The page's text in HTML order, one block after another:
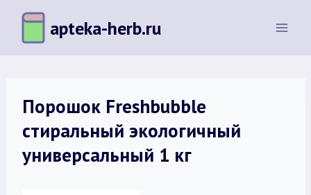
Перейти
содержимому
apteka-herb.ru
Порошок Freshbubble
стиральный экологичный
универсальный 1 кг